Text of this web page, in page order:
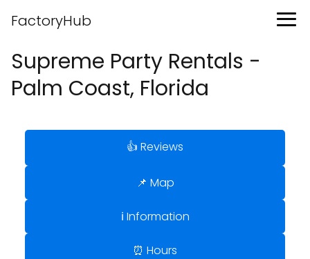
FactoryHub
Supreme Party Rentals -
Palm Coast, Florida
👍 Reviews
📌 Map
ℹ️ Information
⏰ Hours